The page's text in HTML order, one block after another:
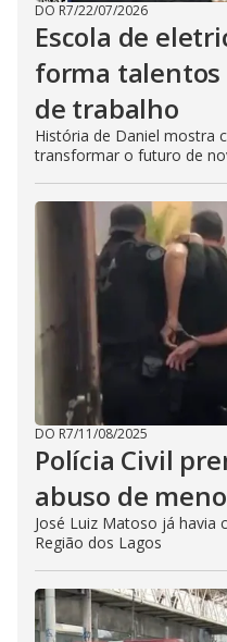
DO R7/22/07/2026
Escola de
forma talentos
de trabalho
História de Daniel mostra
transformar o futuro de
DO R7/11/08/2025
Polícia Civil
abuso de
José Luiz Matoso já havia
Região dos Lagos